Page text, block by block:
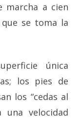
marcha a cien
se toma la
única
los pies de
los “cedas al
una velocidad